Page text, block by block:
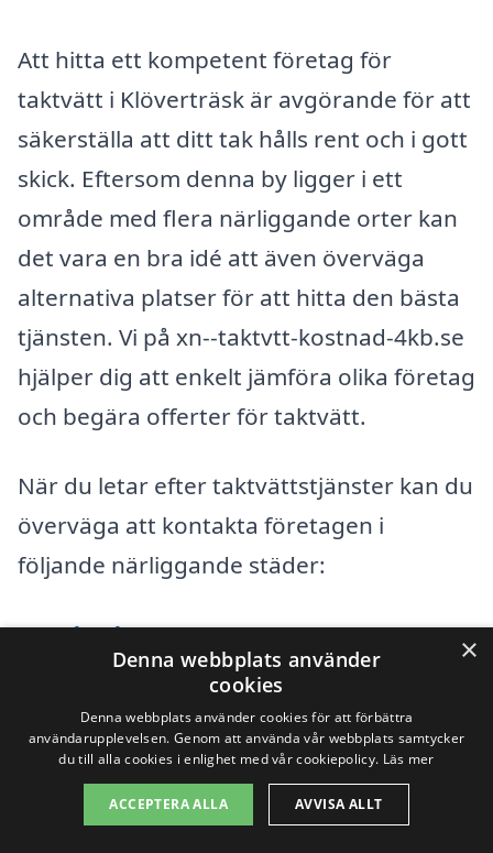
Att hitta ett kompetent företag för
taktvätt i Klöverträsk är avgörande för att
säkerställa att ditt tak hålls rent och i gott
skick. Eftersom denna by ligger i ett
område med flera närliggande orter kan
det vara en bra idé att även överväga
alternativa platser för att hitta den bästa
tjänsten. Vi på xn--taktvtt-kostnad-4kb.se
hjälper dig att enkelt jämföra olika företag
och begära offerter för taktvätt.
När du letar efter taktvättstjänster kan du
överväga att kontakta företagen i
följande närliggande städer:
Råneå
Boden
Luleå
×
Denna webbplats använder
cookies
Denna webbplats använder cookies för att förbättra
användarupplevelsen. Genom att använda vår webbplats samtycker
du till alla cookies i enlighet med vår cookiepolicy. Läs mer
ACCEPTERA ALLA AVVISA ALLT